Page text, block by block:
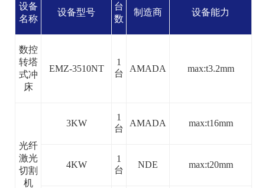
设备
名称
设备型号
台
数
制造商 设备能力
数控
转塔
式冲
床
EMZ-3510NT
1
台
AMADA max:t3.2mm
光纤
激光
切割
机
3KW
1
台
AMADA max:t16mm
4KW
1
台
NDE max:t20mm